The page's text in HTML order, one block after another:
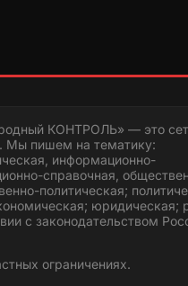
КОНТРОЛЬ» — это
Мы пишем на тематику:
информационно-
справочная,
политическая;
юридическая;
с законодательством
ограничениях.